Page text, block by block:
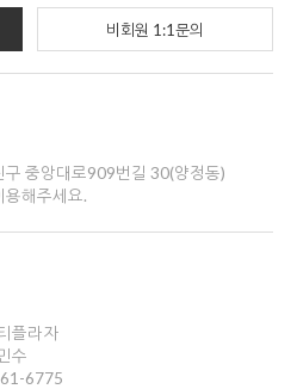
비회원 1:1문의
구 중앙대로909번길 30(양정동)
용해주세요.
플라자
수
6775